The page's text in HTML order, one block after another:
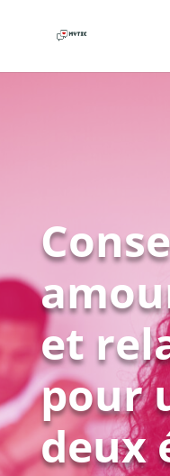
et
pour
deux